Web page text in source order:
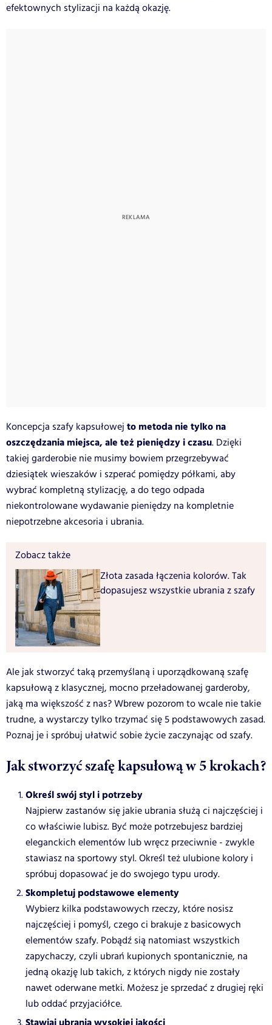
efektownych stylizacji na każdą okazję.
Koncepcja szafy kapsułowej to metoda nie tylko na
oszczędzania miejsca, ale też pieniędzy i czasu. Dzięki
takiej garderobie nie musimy bowiem przegrzebywać
dziesiątek wieszaków i szperać pomiędzy półkami, aby
wybrać kompletną stylizację, a do tego odpada
niekontrolowane wydawanie pieniędzy na kompletnie
niepotrzebne akcesoria i ubrania.
Zobacz także
Złota zasada łączenia kolorów. Tak
dopasujesz wszystkie ubrania z szafy
Ale jak stworzyć taką przemyślaną i uporządkowaną szafę
kapsułową z klasycznej, mocno przeładowanej garderoby,
jaką ma większość z nas? Wbrew pozorom to wcale nie takie
trudne, a wystarczy tylko trzymać się 5 podstawowych zasad.
Poznaj je i spróbuj ułatwić sobie życie zaczynając od szafy.
Jak stworzyć szafę kapsułową w 5 krokach?
Określ swój styl i potrzeby
Najpierw zastanów się jakie ubrania służą ci najczęściej i
co właściwie lubisz. Być może potrzebujesz bardziej
eleganckich elementów lub wręcz przeciwnie - zwykle
stawiasz na sportowy styl. Określ też ulubione kolory i
spróbuj dopasować je do swojego typu urody.
Skompletuj podstawowe elementy
Wybierz kilka podstawowych rzeczy, które nosisz
najczęściej i pomyśl, czego ci brakuje z basicowych
elementów szafy. Pobądź sią natomiast wszystkich
zapychaczy, czyli ubrań kupionych spontanicznie, na
jedną okazję lub takich, z których nigdy nie zostały
nawet oderwane metki. Możesz je sprzedać z drugiej ręki
lub oddać przyjaciółce.